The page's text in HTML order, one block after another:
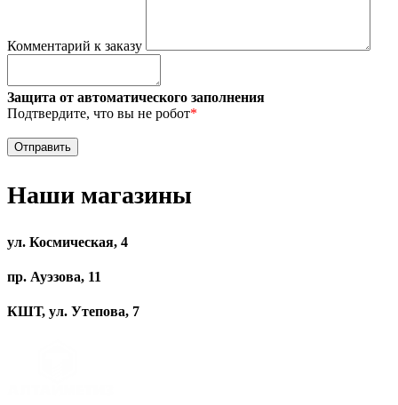
Комментарий к заказу
Защита от автоматического заполнения
Подтвердите, что вы не робот*
Наши магазины
ул. Космическая, 4
пр. Ауэзова, 11
КШТ, ул. Утепова, 7